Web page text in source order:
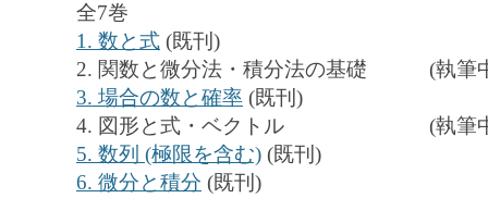
全7巻
1. 数と式 (既刊)
2. 関数と微分法・積分法の基礎 (執筆
3. 場合の数と確率 (既刊)
4. 図形と式・ベクトル (執筆
5. 数列 (極限を含む) (既刊)
6. 微分と積分 (既刊)